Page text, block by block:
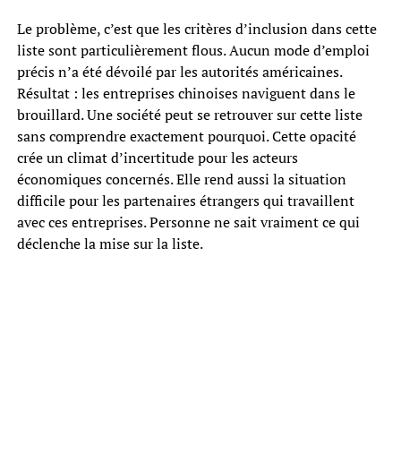
Le problème, c’est que les critères d’inclusion dans cette
liste sont particulièrement flous. Aucun mode d’emploi
précis n’a été dévoilé par les autorités américaines.
Résultat : les entreprises chinoises naviguent dans le
brouillard. Une société peut se retrouver sur cette liste
sans comprendre exactement pourquoi. Cette opacité
crée un climat d’incertitude pour les acteurs
économiques concernés. Elle rend aussi la situation
difficile pour les partenaires étrangers qui travaillent
avec ces entreprises. Personne ne sait vraiment ce qui
déclenche la mise sur la liste.